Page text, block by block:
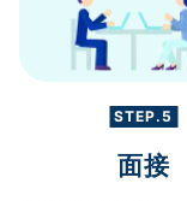
STEP.5
面接